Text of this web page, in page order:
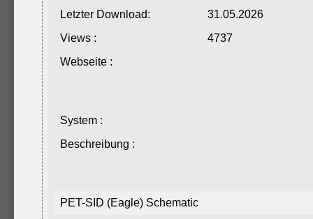
Letzter Download:
31.05.2026
Views :
4737
Webseite :
System :
Beschreibung :
PET-SID (Eagle) Schematic